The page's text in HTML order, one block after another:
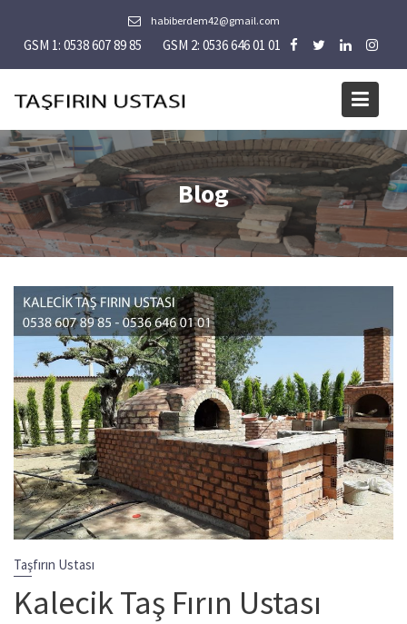
content
habiberdem42@gmail.com
GSM 1: 0538 607 89 85 GSM 2: 0536 646 01 01
Blog
Taşfırın Ustası
Kalecik Taş Fırın Ustası